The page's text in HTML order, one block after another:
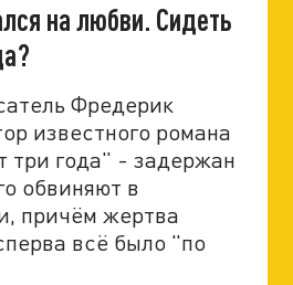
на любви. Сидеть
Фредерик
известного романа
три года" - задержан
обвиняют в
причём жертва
всё было "по